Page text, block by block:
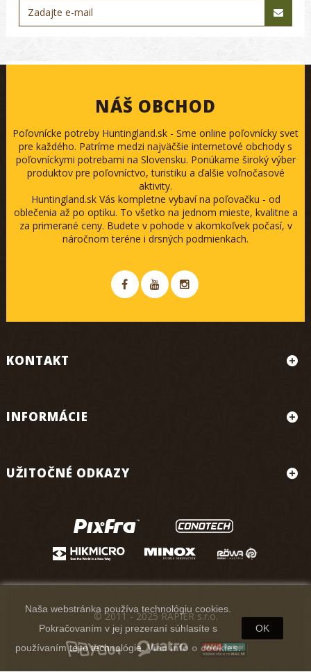
NÁŠ OBCHOD
Poľovnícke potreby Huntingland.sk - Sme online poľovnícky svet
pre každého. Patríme medzi najväčšie internetové obchody s
poľovníckymi potrebami na Slovensku. Ponúkame široký výber
produktov pre poľovníctvo, turistiku a ďalšie voľnočasové
aktivity.
Huntingland.sk Vás kompletne vybaví na poľovačku - od
oblečenia až po optiku. To všetko na jednom mieste, kvalitne a
za primerané ceny. Budete v pohode v akomkoľvek počasí, v
náročnom teréne i drsných podmienkach.
KONTAKT
INFORMÁCIE
UŽITOČNÉ ODKAZY
Naša webstránka používa technológiu cookies.
Pokračovaním v jej prezeraní súhlasíte s
používaním tejto technológie.Viac info o cookies.
OK
© 2011 - 2025 RAPIER s.r.o.